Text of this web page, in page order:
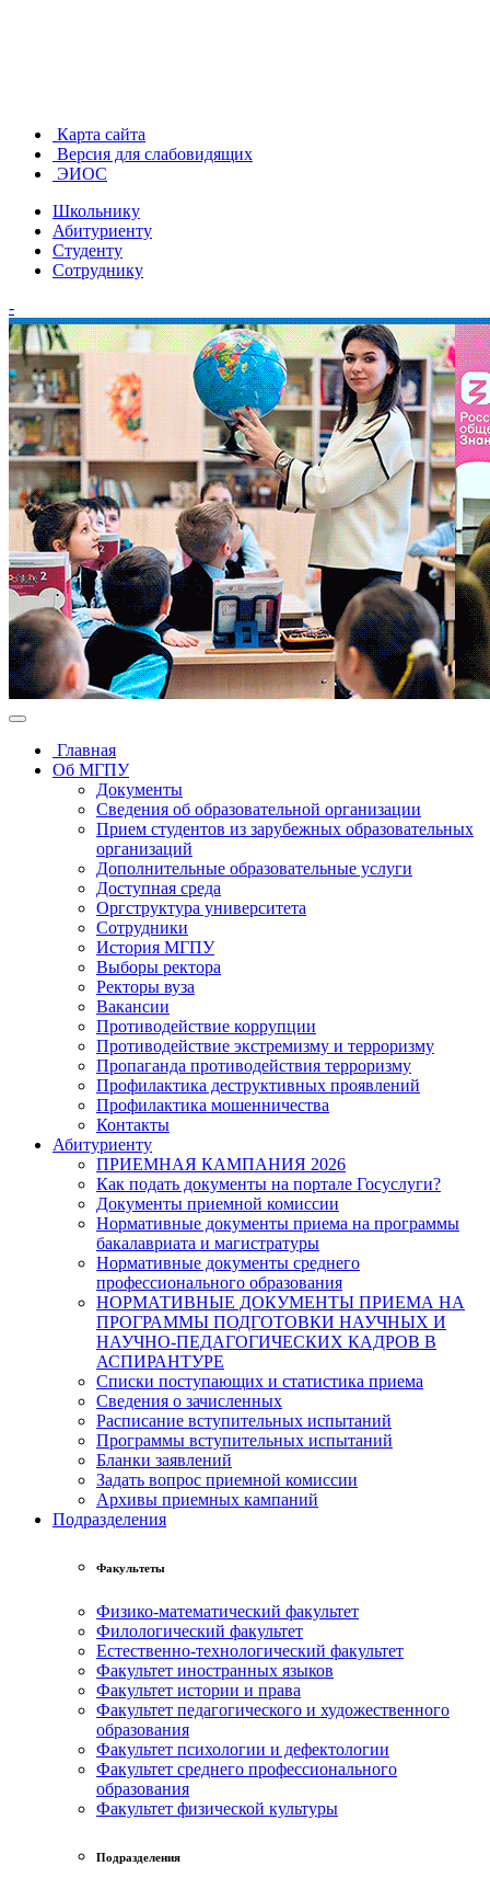
Карта сайта
Версия для слабовидящих
ЭИОС
Школьнику
Абитуриенту
Студенту
Сотруднику
-
Главная
Об МГПУ
Документы
Сведения об образовательной организации
Прием студентов из зарубежных образовательных
организаций
Дополнительные образовательные услуги
Доступная среда
Оргструктура университета
Сотрудники
История МГПУ
Выборы ректора
Ректоры вуза
Вакансии
Противодействие коррупции
Противодействие экстремизму и терроризму
Пропаганда противодействия терроризму
Профилактика деструктивных проявлений
Профилактика мошенничества
Контакты
Абитуриенту
ПРИЕМНАЯ КАМПАНИЯ 2026
Как подать документы на портале Госуслуги?
Документы приемной комиссии
Нормативные документы приема на программы
бакалавриата и магистратуры
Нормативные документы среднего
профессионального образования
НОРМАТИВНЫЕ ДОКУМЕНТЫ ПРИЕМА НА
ПРОГРАММЫ ПОДГОТОВКИ НАУЧНЫХ И
НАУЧНО-ПЕДАГОГИЧЕСКИХ КАДРОВ В
АСПИРАНТУРЕ
Списки поступающих и статистика приема
Сведения о зачисленных
Расписание вступительных испытаний
Программы вступительных испытаний
Бланки заявлений
Задать вопрос приемной комиссии
Архивы приемных кампаний
Подразделения
Факультеты
Физико-математический факультет
Филологический факультет
Естественно-технологический факультет
Факультет иностранных языков
Факультет истории и права
Факультет педагогического и художественного
образования
Факультет психологии и дефектологии
Факультет среднего профессионального
образования
Факультет физической культуры
Подразделения